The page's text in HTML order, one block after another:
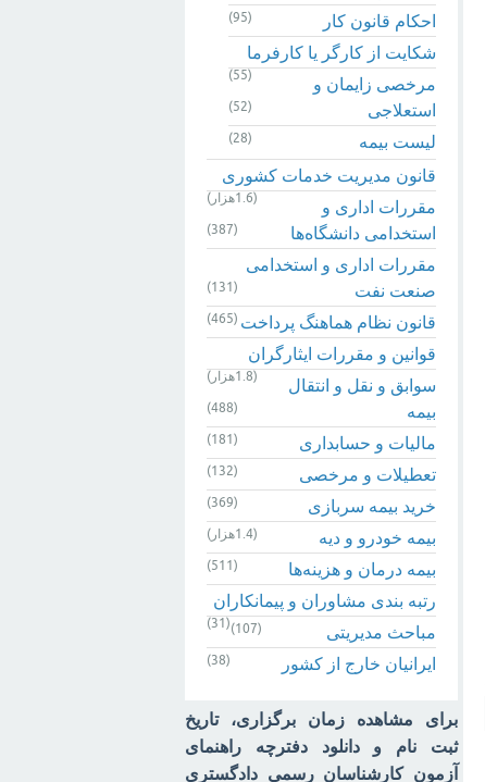
احکام قانون کار (95)
شکایت از کارگر یا کارفرما
(55)
مرخصی زایمان و
استعلاجی
(52)
لیست بیمه (28)
قانون مدیریت خدمات کشوری
(1.6هزار)
مقررات اداری و
استخدامی دانشگاه‌ها
(387)
مقررات اداری و استخدامی
صنعت نفت
(131)
قانون نظام هماهنگ پرداخت (465)
قوانین و مقررات ایثارگران
(1.8هزار)
سوابق و نقل و انتقال
بیمه‌
(488)
مالیات و حسابداری (181)
تعطیلات و مرخصی (132)
خرید بیمه سربازی (369)
بیمه خودرو و دیه (1.4هزار)
بیمه درمان و هزینه‌ها (511)
رتبه بندی مشاوران و پیمانکاران
(31) مباحث مدیریتی (107)
ایرانیان خارج از کشور (38)
برای مشاهده زمان برگزاری، تاریخ
ثبت نام و دانلود دفترچه راهنمای
آزمون کارشناسان رسمی دادگستری